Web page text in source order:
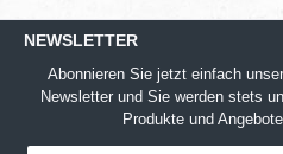
NEWSLETTER
Abonnieren Sie jetzt einfach
Newsletter und Sie werden stets
Produkte und